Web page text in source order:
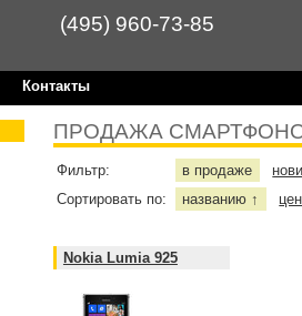
(495) 960-73-85
Контакты
ПРОДАЖА
Фильтр: в продаже
Сортировать по:
названию ↑
Nokia Lumia 925